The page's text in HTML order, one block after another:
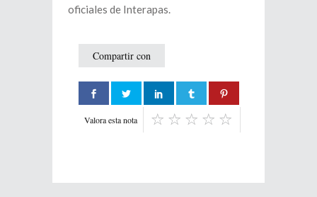
oficiales de Interapas.
Compartir con
Valora esta nota